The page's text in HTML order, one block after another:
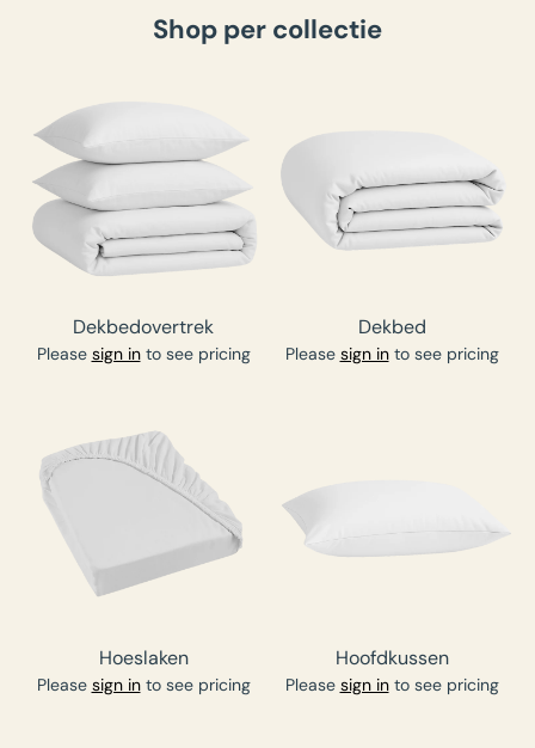
Shop per collectie
Dekbedovertrek
Please sign into see pricing
Dekbed
Please sign into see pricing
Hoeslaken
Please sign into see pricing
Hoofdkussen
Please sign into see pricing